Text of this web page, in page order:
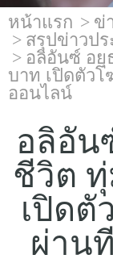
ติดต่อไทย
บทความ
แบบประกั
แบบประ
เปรียบเที
เลือกแบ
TL
หน้าแรก
ข่
สรุปข่าวป
อลิอันซ์ อยุ
บาท เปิดตัว
ออนไลน์
อลิอัน
ชีวิต
เปิด
ผ่าน